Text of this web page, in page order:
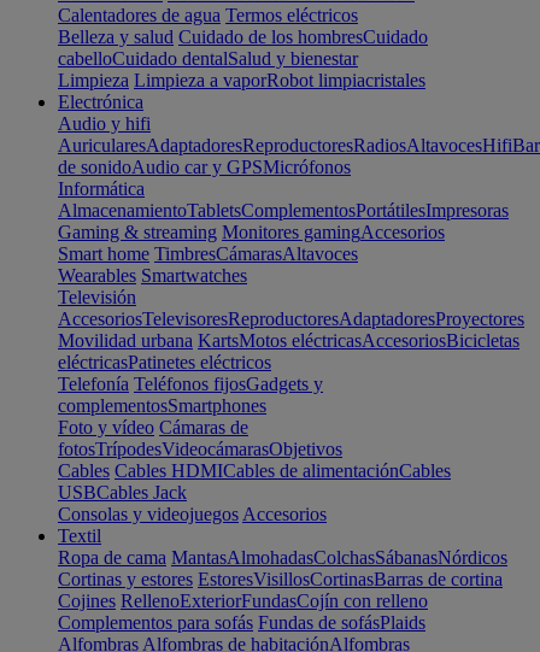
Calentadores de agua Termos eléctricos
Belleza y salud Cuidado de los hombresCuidado
cabelloCuidado dentalSalud y bienestar
Limpieza Limpieza a vaporRobot limpiacristales
Electrónica
Audio y hifi
AuricularesAdaptadoresReproductoresRadiosAltavocesHifi
de sonidoAudio car y GPSMicrófonos
Informática
AlmacenamientoTabletsComplementosPortátilesImpresoras
Gaming & streaming Monitores gamingAccesorios
Smart home TimbresCámarasAltavoces
Wearables Smartwatches
Televisión
AccesoriosTelevisoresReproductoresAdaptadoresProyectores
Movilidad urbana KartsMotos eléctricasAccesoriosBicicletas
eléctricasPatinetes eléctricos
Telefonía Teléfonos fijosGadgets y
complementosSmartphones
Foto y vídeo Cámaras de
fotosTrípodesVideocámarasObjetivos
Cables Cables HDMICables de alimentaciónCables
USBCables Jack
Consolas y videojuegos Accesorios
Textil
Ropa de cama MantasAlmohadasColchasSábanasNórdicos
Cortinas y estores EstoresVisillosCortinasBarras de cortina
Cojines RellenoExteriorFundasCojín con relleno
Complementos para sofás Fundas de sofásPlaids
Alfombras Alfombras de habitaciónAlfombras